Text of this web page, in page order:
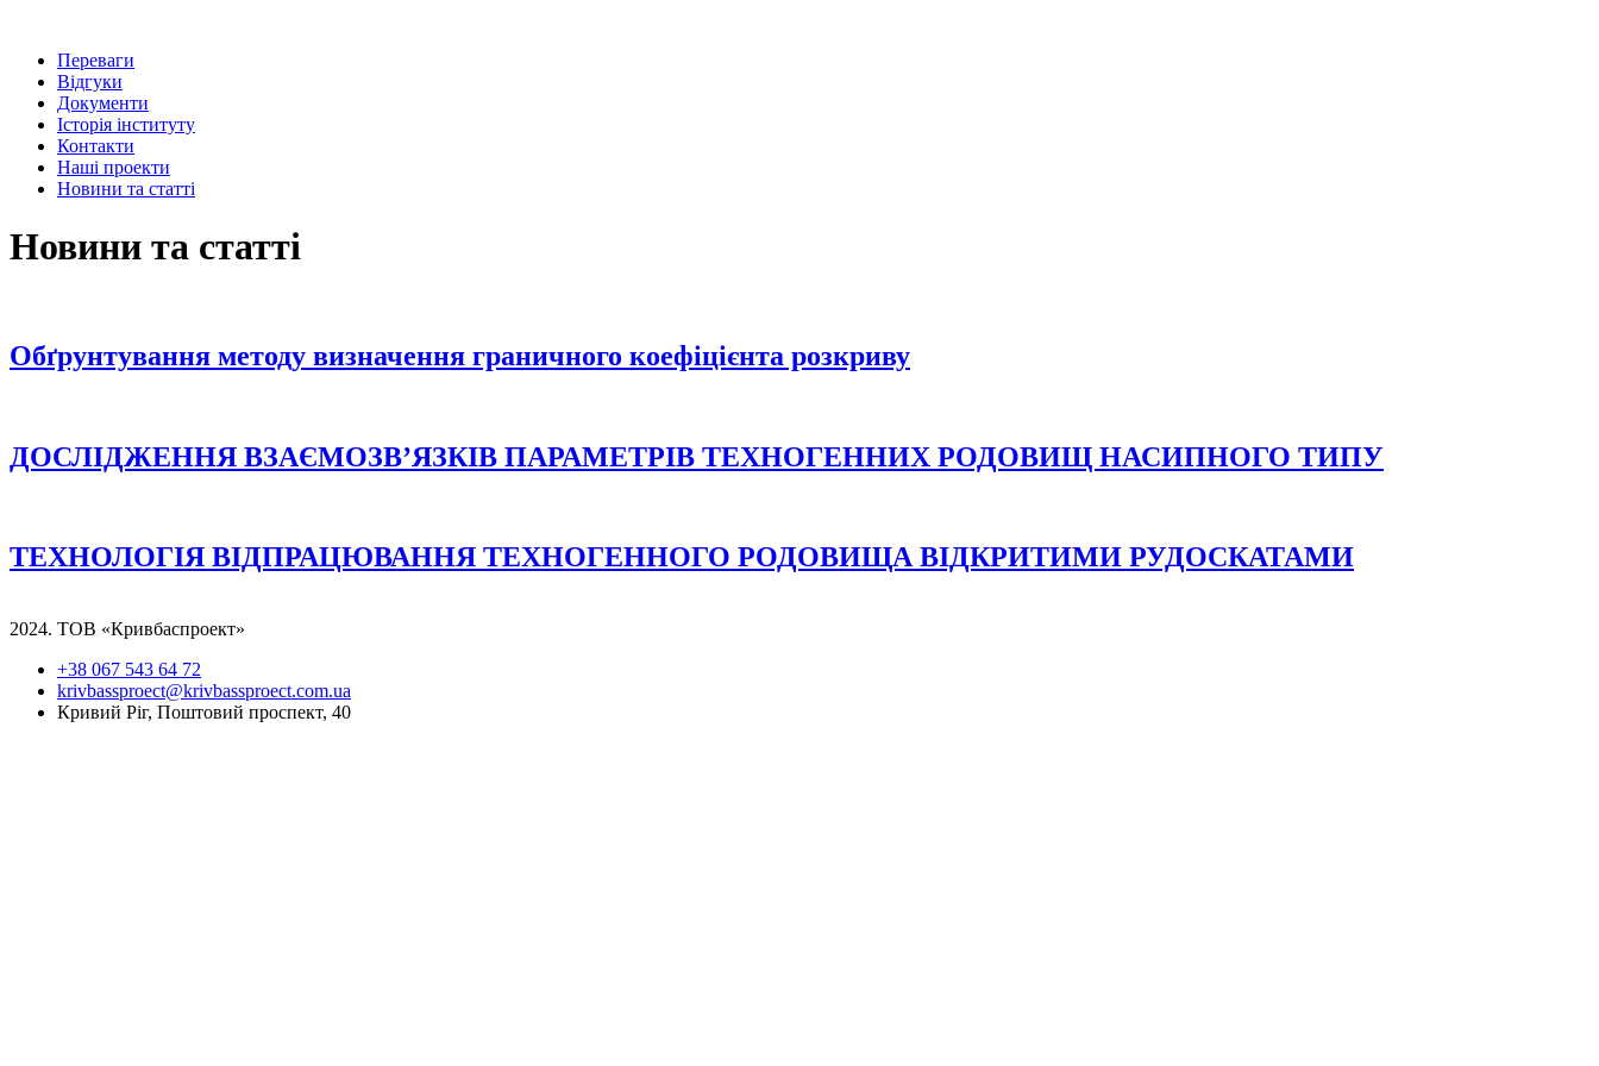
Переваги
Відгуки
Документи
Історія інституту
Контакти
Наші проекти
Новини та статті
Новини та статті
Обґрунтування методу визначення граничного коефіцієнта розкриву
ДОСЛІДЖЕННЯ ВЗАЄМОЗВ’ЯЗКІВ ПАРАМЕТРІВ ТЕХНОГЕННИХ РОДОВИЩ НАСИПНОГО ТИПУ
ТЕХНОЛОГІЯ ВІДПРАЦЮВАННЯ ТЕХНОГЕННОГО РОДОВИЩА ВІДКРИТИМИ РУДОСКАТАМИ
2024. ТОВ «Кривбаспроект»
+38 067 543 64 72
krivbassproect@krivbassproect.com.ua
Кривий Ріг, Поштовий проспект, 40